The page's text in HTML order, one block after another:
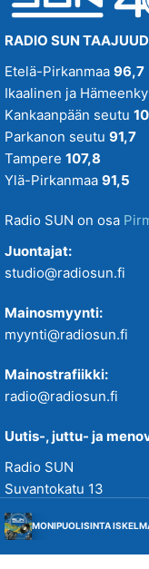
SUN Viihteelle -
Tiistaitanssit klo
VIIKONLOPUN
RADIO SUN
Etelä-Pirkanmaa 96,7
Ikaalinen ja
Kankaanpään seutu
Parkanon seutu 91,7
Tampere 107,8
Ylä-Pirkanmaa 91,5
Radio SUN on osa
Juontajat:
studio@radiosun.fi
Mainosmyynti:
myynti@radiosun.fi
Mainostrafiikki:
radio@radiosun.fi
Uutis-, juttu- ja
Radio SUN
Suvantokatu 13
33100 Tampere